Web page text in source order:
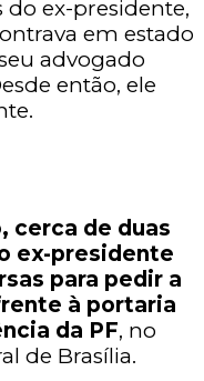
ex-presidente,
em estado
advogado
então, ele
cerca de duas
ex-presidente
para pedir a
à portaria
da PF, no
de Brasília.